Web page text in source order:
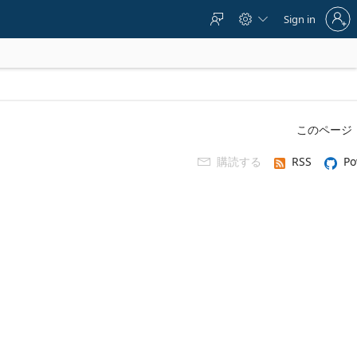
  
to
account
Sign in
このページ
 購読する RSS